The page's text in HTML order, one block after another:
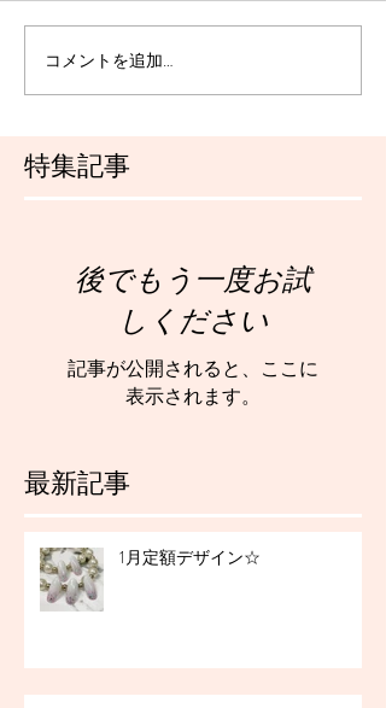
特集記事
最新記事
コメントを追加…
後でもう一度お試
しください
記事が公開されると、ここに
表示されます。
1月定額デザイン☆